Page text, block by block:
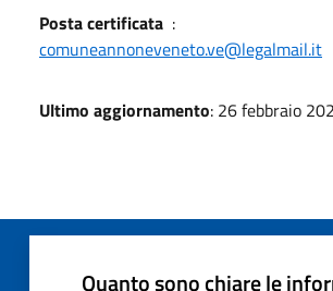
Posta certificata :
comuneannoneveneto.ve@legalmail.it
Ultimo aggiornamento: 26 febbraio
Quanto sono chiare le